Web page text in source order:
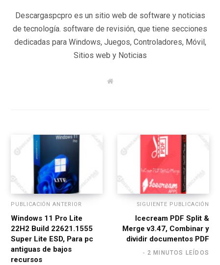
Descargaspcpro es un sitio web de software y noticias
de tecnología. software de revisión, que tiene secciones
dedicadas para Windows, Juegos, Controladores, Móvil,
Sitios web y Noticias
W
PUBLICACIÓN ANTERIOR
Windows 11 Pro Lite
22H2 Build 22621.1555
Super Lite ESD, Para pc
antiguas de bajos
recursos
SIGUIENTE PUBLICACIÓN
Icecream PDF Split &
Merge v3.47, Combinar y
dividir documentos PDF
2 MINUTOS LEÍDOS